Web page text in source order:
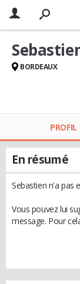
BORDEAUX
PROFIL
En résumé
Sebastien n'a pas
Vous pouvez lui
message. Pour